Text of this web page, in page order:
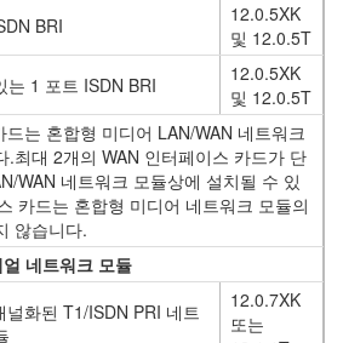
BRI
12.0.5XK
및 12.0.5T
는 1 포트 ISDN BRI
12.0.5XK
및 12.0.5T
드는 혼합형 미디어 LAN/WAN 네트워크
.최대 2개의 WAN 인터페이스 카드가 단
WAN 네트워크 모듈상에 설치될 수 있
카드는 혼합형 미디어 네트워크 모듈의
않습니다.
네트워크 모듈
널화된 T1/ISDN PRI 네트
12.0.7XK
또는